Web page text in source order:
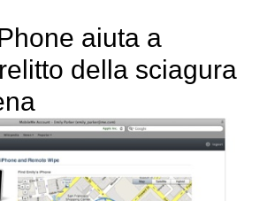
aiuta a
della sciagura